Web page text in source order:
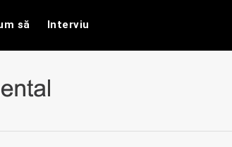
să Interviu